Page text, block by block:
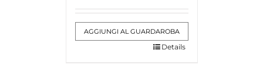
AGGIUNGI AL GUARDAROBA
Details